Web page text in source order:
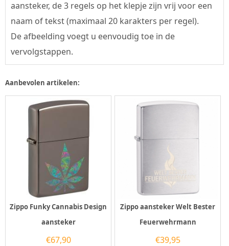
aansteker, de 3 regels op het klepje zijn vrij voor een
naam of tekst (maximaal 20 karakters per regel).
De afbeelding voegt u eenvoudig toe in de
vervolgstappen.
Aanbevolen artikelen:
Zippo Funky Cannabis Design
aansteker
€67,90
Zippo aansteker Welt Bester
Feuerwehrmann
€39,95